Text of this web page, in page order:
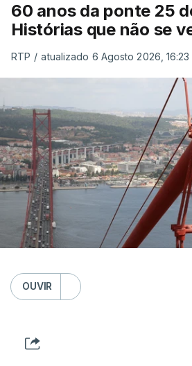
60 anos da ponte 25
Histórias que não se
RTP / atualizado 6 Agosto 2026, 16:23
OUVIR